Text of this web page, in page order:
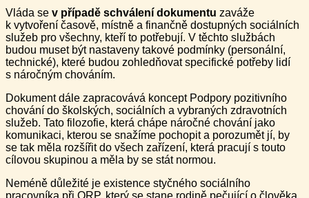
Vláda se v případě schválení dokumentu zaváže
k vytvoření časově, místně a finančně dostupných sociálních
služeb pro všechny, kteří to potřebují. V těchto službách
budou muset být nastaveny takové podmínky (personální,
technické), které budou zohledňovat specifické potřeby lidí
s náročným chováním.
Dokument dále zapracovává koncept Podpory pozitivního
chování do školských, sociálních a vybraných zdravotních
služeb. Tato filozofie, která chápe náročné chování jako
komunikaci, kterou se snažíme pochopit a porozumět jí, by
se tak měla rozšířit do všech zařízení, která pracují s touto
cílovou skupinou a měla by se stát normou.
Neméně důležité je existence styčného sociálního